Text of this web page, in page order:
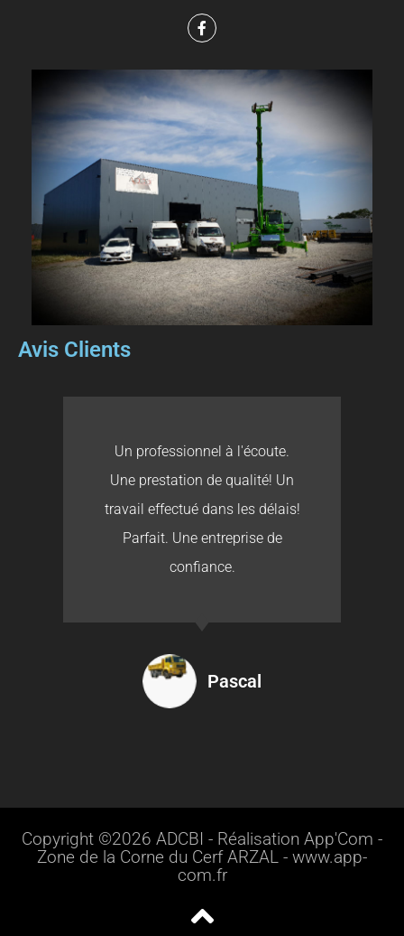
F
a
c
b
o
Avis Clients
Un professionnel à l'écoute.
Une prestation de qualité! Un
travail effectué dans les délais!
Parfait. Une entreprise de
confiance.
Pascal
Copyright ©2026 ADCBI - Réalisation App'Com -
Zone de la Corne du Cerf ARZAL - www.app-
com.fr